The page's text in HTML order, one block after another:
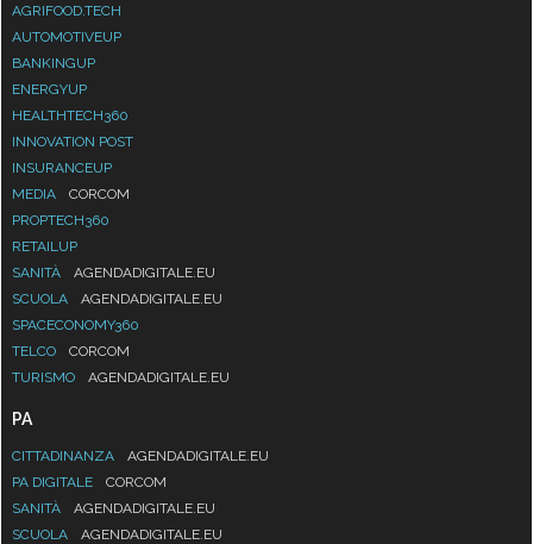
AGRIFOOD.TECH
AUTOMOTIVEUP
BANKINGUP
ENERGYUP
HEALTHTECH360
INNOVATION POST
INSURANCEUP
MEDIA
CORCOM
PROPTECH360
RETAILUP
SANITÀ
AGENDADIGITALE.EU
SCUOLA
AGENDADIGITALE.EU
SPACECONOMY360
TELCO
CORCOM
TURISMO
AGENDADIGITALE.EU
PA
CITTADINANZA
AGENDADIGITALE.EU
PA DIGITALE
CORCOM
SANITÀ
AGENDADIGITALE.EU
SCUOLA
AGENDADIGITALE.EU